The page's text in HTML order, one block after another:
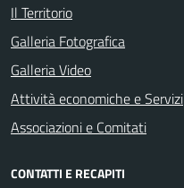
Il Territorio
Galleria Fotografica
Galleria Video
Attività economiche e Servizi
Associazioni e Comitati
CONTATTI E RECAPITI